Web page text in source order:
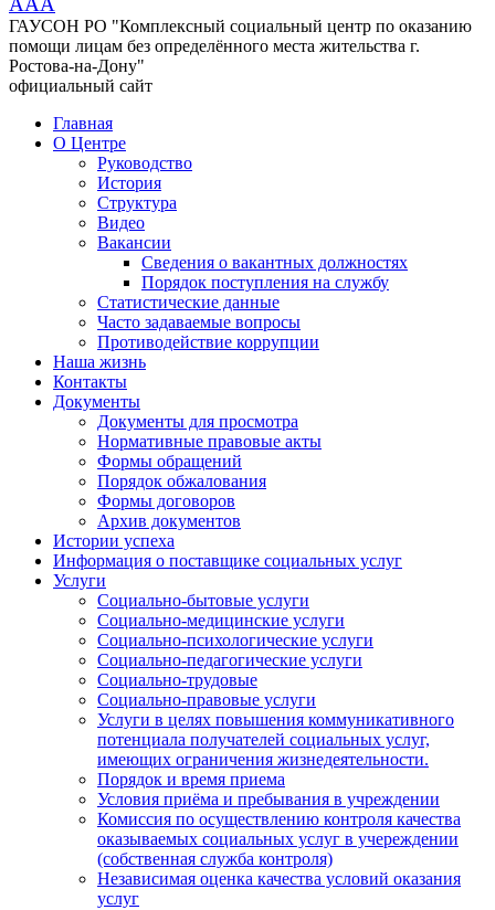
ГАУСОН РО "Комплексный социальный центр по оказанию
помощи лицам без определённого места жительства г.
Ростова-на-Дону"
официальный сайт
Главная
О Центре
Руководство
История
Структура
Видео
Вакансии
Сведения о вакантных должностях
Порядок поступления на службу
Статистические данные
Часто задаваемые вопросы
Противодействие коррупции
Наша жизнь
Контакты
Документы
Документы для просмотра
Нормативные правовые акты
Формы обращений
Порядок обжалования
Формы договоров
Архив документов
Истории успеха
Информация о поставщике социальных услуг
Услуги
Социально-бытовые услуги
Социально-медицинские услуги
Социально-психологические услуги
Социально-педагогические услуги
Социально-трудовые
Социально-правовые услуги
Услуги в целях повышения коммуникативного
потенциала получателей социальных услуг,
имеющих ограничения жизнедеятельности.
Порядок и время приема
Условия приёма и пребывания в учреждении
Комиссия по осуществлению контроля качества
оказываемых социальных услуг в учереждении
(собственная служба контроля)
Независимая оценка качества условий оказания
услуг